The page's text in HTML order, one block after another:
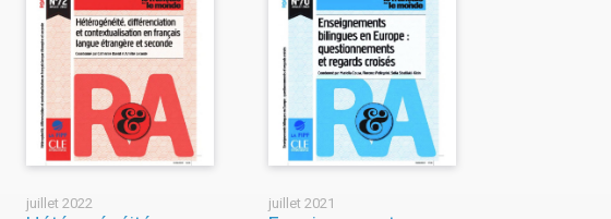
juillet 2022 juillet 2021